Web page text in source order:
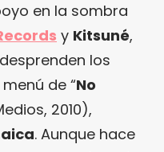
en la sombra
y Kitsuné,
los
de “No
2010),
. Aunque hace